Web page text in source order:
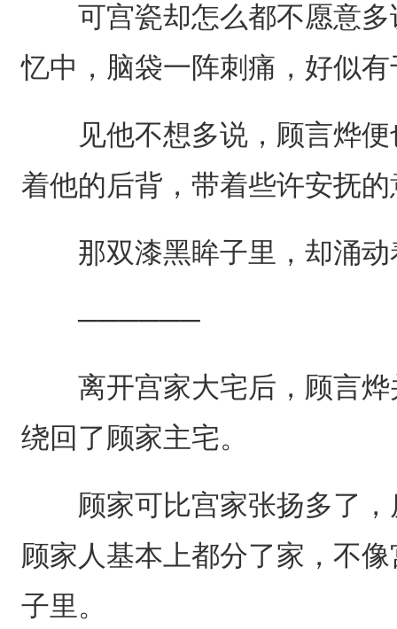
可宫瓷却怎么都不愿意多
忆中，脑袋一阵刺痛，好似
见他不想多说，顾言烨便
着他的后背，带着些许安抚
那双漆黑眸子里，却涌动
──────
离开宫家大宅后，顾言烨
绕回了顾家主宅。
顾家可比宫家张扬多了，
顾家人基本上都分了家，不
子里。